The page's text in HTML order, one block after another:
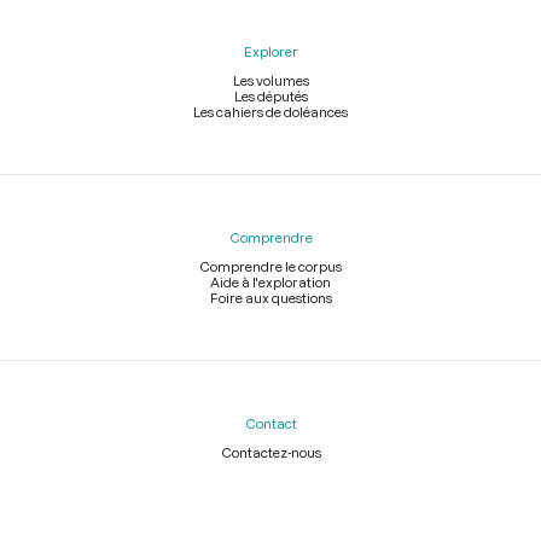
Explorer
Les volumes
Les députés
Les cahiers de doléances
Comprendre
Comprendre le corpus
Aide à l'exploration
Foire aux questions
Contact
Contactez-nous